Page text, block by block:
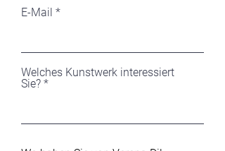
E-Mail
Welches Kunstwerk interessiert
Sie?